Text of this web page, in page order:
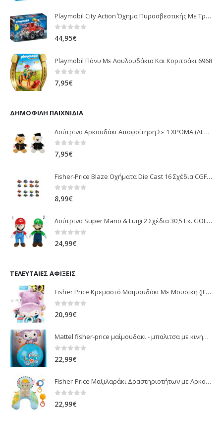
Playmobil City Action Όχημα Πυροσβεστικής Με Τροχαλία Ρυμούλκησης 9466
0 out of 5
44,95€
Playmobil Πόνυ Με Λουλουδάκια Και Κοριτσάκι 6968
0out of 5
7,95€
ΔΗΜΟΦΙΛΉ ΠΑΙΧΝΊΔΙΑ
Λούτρινο Αρκουδάκι Αποφοίτηση Σε 1 ΧΡΩΜΑ (ΛΕΥΚΟ)25Εκ 1850
0out of 5
7,95€
Fisher-Price Blaze Οχήματα Die Cast 16 Σχέδια CGF20
0 out of 5
8,99€
Λούτρινα Super Mario & Luigi 2 Σχέδια 30,5 Εκ. GOL13769
0 out of 5
24,99€
ΤΕΛΕΥΤΑΊΕΣ ΑΦΊΞΕΙΣ
Fisher Price Κρεμαστό Μαϊμουδάκι Με Μουσική (JFF02)
0 out of 5
20,99€
Mattel fisher-price μαίμουδακι - μπαλιτσα με κινηση JLB95
22,99€
Fisher-Price Μαξιλαράκι Δραστηριοτήτων με Αρκουδάκι (JHB44)
22,99€